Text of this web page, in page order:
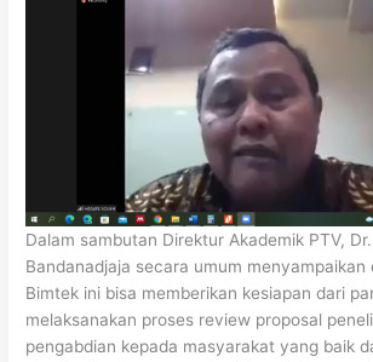
Dalam sambutan Direktur Akademik PTV,
Bandanadjaja secara umum menyampaikan
Bimtek ini bisa memberikan kesiapan dari
melaksanakan proses review proposal
pengabdian kepada masyarakat yang baik